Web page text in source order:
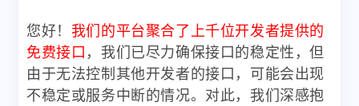
您好！ 我们的平台聚合了上千位开发者提供的
免费接口 ，我们已尽力确保接口的稳定性，但
由于无法控制其他开发者的接口，可能会出现
不稳定或服务中断的情况。对此，我们深感抱